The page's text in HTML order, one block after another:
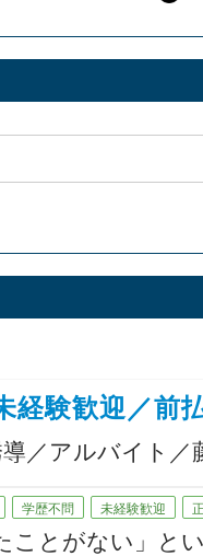
経験歓迎／前
／アルバイト／
学歴不問 未経験歓迎
とがない」と